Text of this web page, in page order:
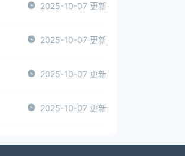
2025-10-07 更新
2025-10-07 更新
2025-10-07 更新
2025-10-07 更新